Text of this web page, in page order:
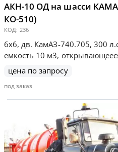
АКН-10 ОД на шасси
КО-510)
КОД: 236
6х6, дв. КамАЗ-740.705, 300
емкость 10 м3,
цена по запросу
под заказ